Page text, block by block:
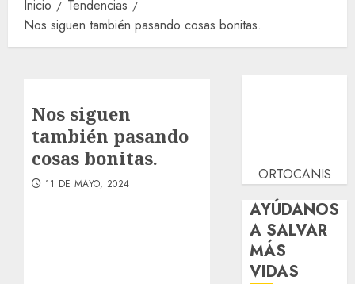
Inicio
Tendencias
Nos siguen también pasando cosas bonitas.
Nos siguen
también pasando
cosas bonitas.
11 DE MAYO, 2024
ORTOCANIS
AYÚDANOS
A SALVAR
MÁS
VIDAS